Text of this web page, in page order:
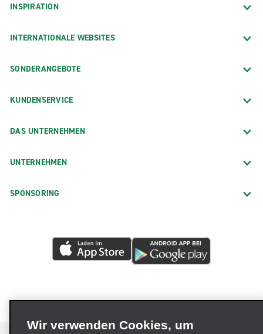
INSPIRATION
INTERNATIONALE WEBSITES
SONDERANGEBOTE
KUNDENSERVICE
DAS UNTERNEHMEN
UNTERNEHMEN
SPONSORING
Wir verwenden Cookies, um